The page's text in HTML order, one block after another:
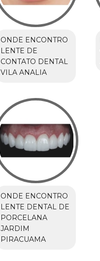
ONDE ENCONTRO
LENTE DE
CONTATO DENTAL
VILA ANALIA
ONDE ENCONTRO
LENTE DENTAL DE
PORCELANA
JARDIM
PIRACUAMA